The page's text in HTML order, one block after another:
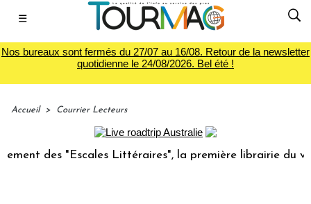
☰
Nos bureaux sont fermés du 27/07 au 16/08. Retour de la newsletter
quotidienne le 24/08/2026. Bel été !
Accueil > Courrier Lecteurs
des "Escales Littéraires", la première librairie du voyage